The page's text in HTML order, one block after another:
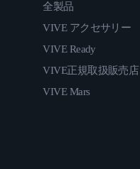
全製品
VIVE アクセサリー
VIVE Ready
VIVE正規取扱販売店
VIVE Mars